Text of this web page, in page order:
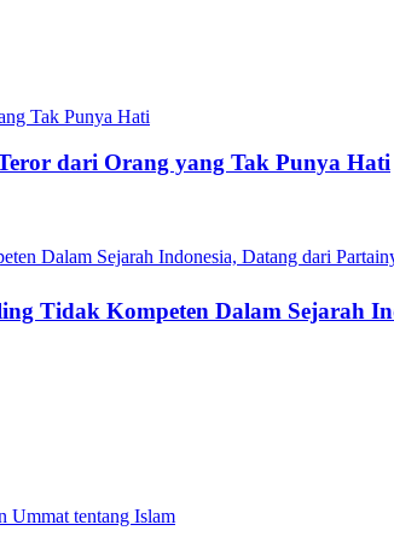
dari Orang yang Tak Punya Hati
Tidak Kompeten Dalam Sejarah